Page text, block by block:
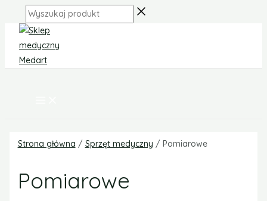
content
Wyszukaj
produkt
MENU
Strona główna / Sprzęt medyczny / Pomiarowe
Pomiarowe